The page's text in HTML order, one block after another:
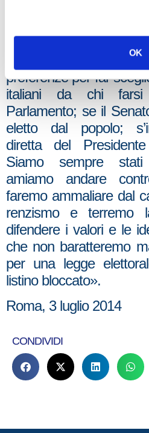
OK
contraddistingue,
calpestare in questo
del nostro popolo. La
chiara ed è
preferenze per far
italiani da chi farsi
Parlamento; se il
eletto dal popolo;
diretta del
Siamo sempre
amiamo andare
faremo ammaliare dal
renzismo e terremo
difendere i valori e le
che non baratteremo
per una legge
listino bloccato».
Roma, 3 luglio 2014
CONDIVIDI